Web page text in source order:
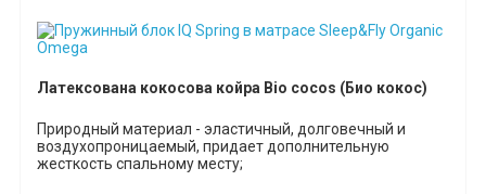
Латексована кокосова койра Bio cocоs (Био кокос)
Природный материал - эластичный, долговечный и
воздухопроницаемый, придает дополнительную
жесткость спальному месту;